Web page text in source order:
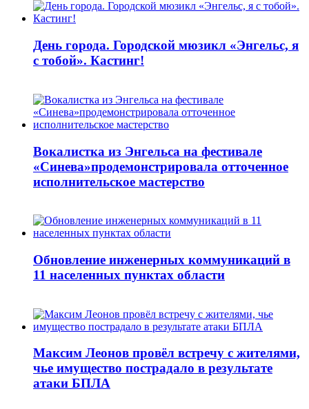
День города. Городской мюзикл «Энгельс, я
с тобой». Кастинг!
Вокалистка из Энгельса на фестивале
«Синева»продемонстрировала отточенное
исполнительское мастерство
Обновление инженерных коммуникаций в
11 населенных пунктах области
Максим Леонов провёл встречу с жителями,
чье имущество пострадало в результате
атаки БПЛА